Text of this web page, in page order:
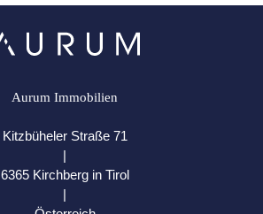
Aurum Immobilien
Kitzbüheler Straße 71
|
6365 Kirchberg in Tirol
|